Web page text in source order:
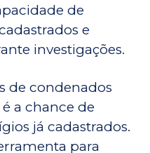
de
e
investigações.
de condenados
a chance de
já cadastrados.
para